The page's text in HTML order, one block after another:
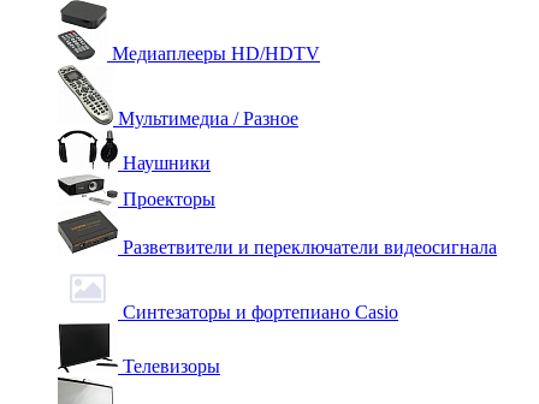
Медиаплееры HD/HDTV
Мультимедиа / Разное
Наушники
Проекторы
Разветвители и переключатели видеосигнала
Синтезаторы и фортепиано Casio
Телевизоры